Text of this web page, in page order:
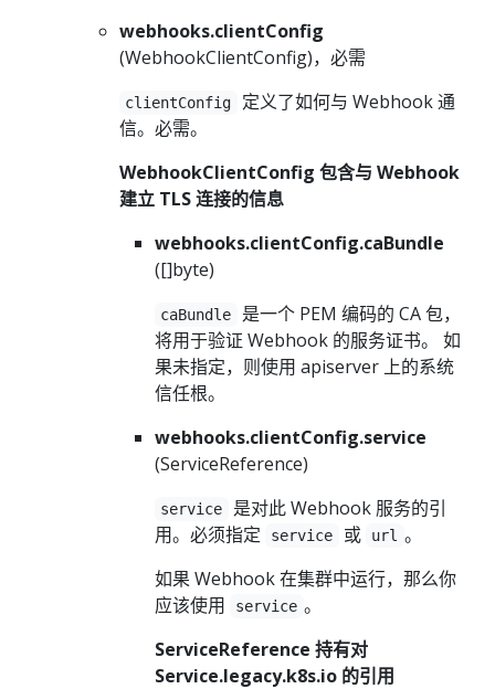
webhooks.clientConfig
(WebhookClientConfig)，必需
clientConfig
定义了如何与 Webhook 通
信。必需。
WebhookClientConfig 包含与 Webhook
建立 TLS 连接的信息
webhooks.clientConfig.caBundle
([]byte)
caBundle
是一个 PEM 编码的 CA 包，
将用于验证 Webhook 的服务证书。 如
果未指定，则使用 apiserver 上的系统
信任根。
webhooks.clientConfig.service
(ServiceReference)
service
是对此 Webhook 服务的引
用。必须指定
service 或 url 。
如果 Webhook 在集群中运行，那么你
应该使用
service 。
ServiceReference 持有对
Service.legacy.k8s.io 的引用